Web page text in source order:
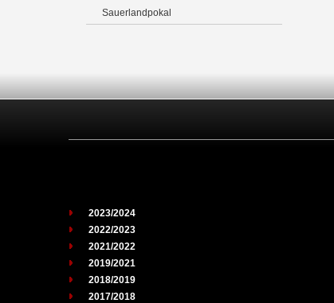
Sauerlandpokal
2023/2024
2022/2023
2021/2022
2019/2021
2018/2019
2017/2018